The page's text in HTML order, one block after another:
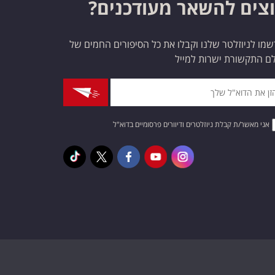
להשאר מעודכנים?
לניוזלטר שלנו וקבלו את כל הסיפורים החמים של
התקשורת ישרות למייל
אני מאשר/ת קבלת ניוזלטרים ודיוורים פרסומיים בדוא"ל